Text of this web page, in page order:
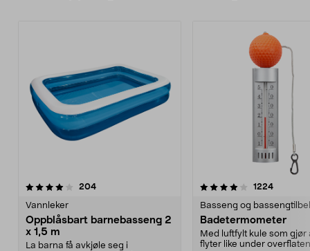
204anmeldelser
Vannleker
Oppblåsbart barnebasseng 2
x 1,5 m
La barna få avkjøle seg i
4.0 av 5 stjerner 1224
Basseng og
Badetermometer
Med luftfylt kule som gjør
flyter like under
3.5 av 5 stjerner